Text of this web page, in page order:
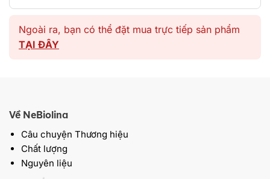
Ngoài ra, bạn có thể đặt mua trực tiếp sản phẩm
TẠI ĐÂY
Về NeBiolina
Câu chuyện Thương hiệu
Chất lượng
Nguyên liệu